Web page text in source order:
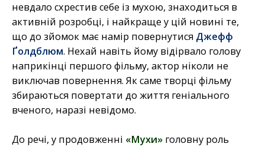
невдало схрестив себе із мухою, знаходиться в
активній розробці, і найкраще у цій новині те,
що до зйомок має намір повернутися Джефф
Ґолдблюм. Нехай навіть йому відірвало голову
наприкінці першого фільму, актор ніколи не
виключав повернення. Як саме творці фільму
збираються повертати до життя геніального
вченого, наразі невідомо.
До речі, у продовженні «Мухи» головну роль